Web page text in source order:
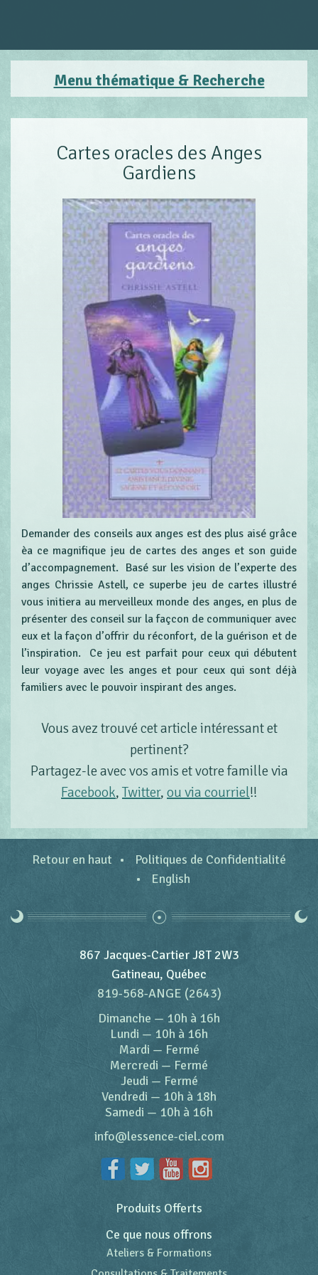
Menu thématique & Recherche
Cartes oracles des Anges
Gardiens
Demander des conseils aux anges est des plus aisé grâce
èa ce magnifique jeu de cartes des anges et son guide
d’accompagnement. Basé sur les vision de l’experte des
anges Chrissie Astell, ce superbe jeu de cartes illustré
vous initiera au merveilleux monde des anges, en plus de
présenter des conseil sur la façcon de communiquer avec
eux et la façon d’offrir du réconfort, de la guérison et de
l’inspiration. Ce jeu est parfait pour ceux qui débutent
leur voyage avec les anges et pour ceux qui sont déjà
familiers avec le pouvoir inspirant des anges.
Vous avez trouvé cet article intéressant et
pertinent?
Partagez-le avec vos amis et votre famille via
Facebook, Twitter, ou via courriel!!
Retour en haut
Politiques de Confidentialité
English
867 Jacques-Cartier J8T 2W3
Gatineau, Québec
819-568-ANGE (2643)
Dimanche — 10h à 16h
Lundi — 10h à 16h
Mardi — Fermé
Mercredi — Fermé
Jeudi — Fermé
Vendredi — 10h à 18h
Samedi — 10h à 16h
info@lessence-ciel.com
Produits Offerts
Ce que nous offrons
Ateliers & Formations